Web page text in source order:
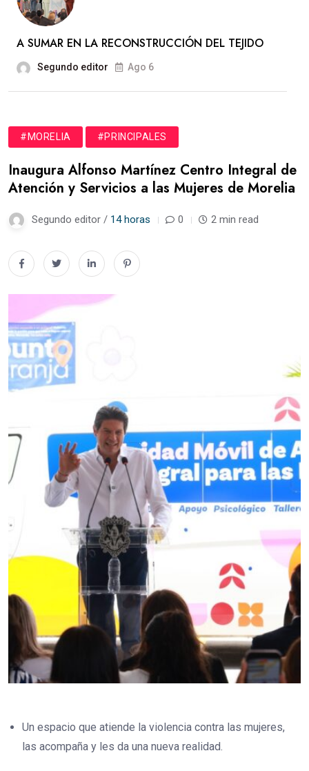
A SUMAR EN LA RECONSTRUCCIÓN DEL TEJIDO
Segundo editor Ago 6
#MORELIA #PRINCIPALES
Inaugura Alfonso Martínez Centro Integral de
Atención y Servicios a las Mujeres de Morelia
Segundo editor / 14 horas 0 2 min read
Un espacio que atiende la violencia contra las mujeres,
las acompaña y les da una nueva realidad.